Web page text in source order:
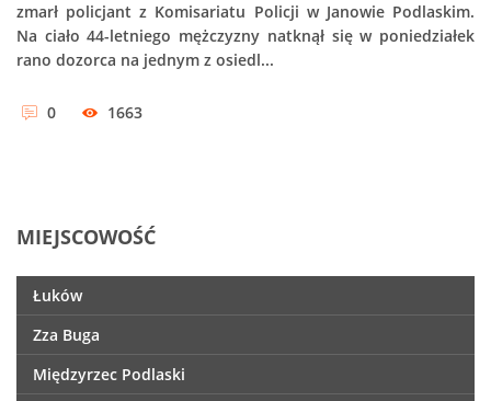
zmarł policjant z Komisariatu Policji w Janowie Podlaskim.
Na ciało 44-letniego mężczyzny natknął się w poniedziałek
rano dozorca na jednym z osiedl...
0 1663
MIEJSCOWOŚĆ
Łuków
Zza Buga
Międzyrzec Podlaski